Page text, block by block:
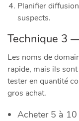
Planifier
suspects.
Technique 3
Les noms de
rapide, mais ils
tester en quantité
gros achat.
Acheter 5 à